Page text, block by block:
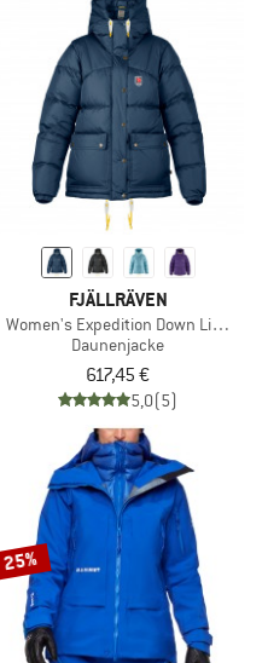
FJÄLLRÄVEN
Women's Expedition Down Lite
Daunenjacke
617,45 €
5,0(5)
25%